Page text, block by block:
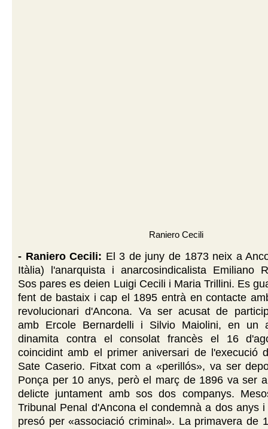
Raniero Cecili
- Raniero Cecili: El 3 de juny de 1873 neix a
Itàlia) l'anarquista i anarcosindicalista Emiliano
Sos pares es deien Luigi Cecili i Maria Trillini. Es
fent de bastaix i cap el 1895 entrà en contacte
revolucionari d'Ancona. Va ser acusat de
amb Ercole Bernardelli i Silvio Maiolini, en un
dinamita contra el consolat francès el 16
coincidint amb el primer aniversari de l'execució
Sate Caserio. Fitxat com a «perillós», va ser
Ponça per 10 anys, però el març de 1896 va ser
delicte juntament amb sos dos companys.
Tribunal Penal d'Ancona el condemnà a dos anys
presó per «associació criminal». La primavera de